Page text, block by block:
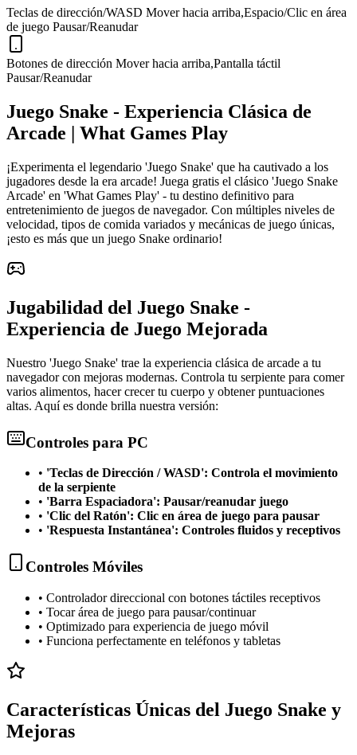
Teclas de dirección/WASD Mover hacia arriba,Espacio/Clic en área
de juego Pausar/Reanudar
Botones de dirección Mover hacia arriba,Pantalla táctil
Pausar/Reanudar
Juego Snake - Experiencia Clásica de
Arcade | What Games Play
¡Experimenta el legendario 'Juego Snake' que ha cautivado a los
jugadores desde la era arcade! Juega gratis el clásico 'Juego Snake
Arcade' en 'What Games Play' - tu destino definitivo para
entretenimiento de juegos de navegador. Con múltiples niveles de
velocidad, tipos de comida variados y mecánicas de juego únicas,
¡esto es más que un juego Snake ordinario!
Jugabilidad del Juego Snake -
Experiencia de Juego Mejorada
Nuestro 'Juego Snake' trae la experiencia clásica de arcade a tu
navegador con mejoras modernas. Controla tu serpiente para comer
varios alimentos, hacer crecer tu cuerpo y obtener puntuaciones
altas. Aquí es donde brilla nuestra versión:
Controles para PC
• 'Teclas de Dirección / WASD': Controla el movimiento
de la serpiente
• 'Barra Espaciadora': Pausar/reanudar juego
• 'Clic del Ratón': Clic en área de juego para pausar
• 'Respuesta Instantánea': Controles fluidos y receptivos
Controles Móviles
• Controlador direccional con botones táctiles receptivos
• Tocar área de juego para pausar/continuar
• Optimizado para experiencia de juego móvil
• Funciona perfectamente en teléfonos y tabletas
Características Únicas del Juego Snake y
Mejoras